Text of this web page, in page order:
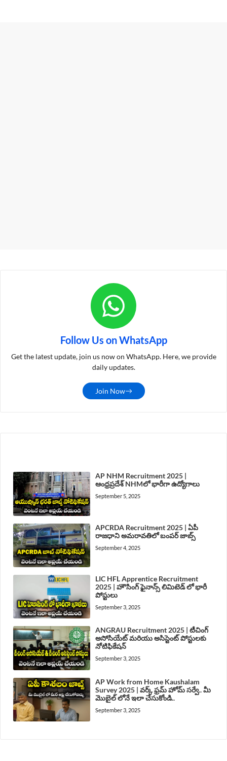
Follow Us on WhatsApp
Get the latest update, join us now on WhatsApp. Here, we provide
daily updates.
Join Now
AP NHM Recruitment 2025 |
ఆంధ్రప్రదేశ్ NHMలో భారీగా ఉద్యోగాలు
September 5, 2025
APCRDA Recruitment 2025 | ఏపీ
రాజధాని అమరావతిలో బంపర్ జాబ్స్
September 4, 2025
LIC HFL Apprentice Recruitment
2025 | హౌసింగ్ ఫైనాన్స్ లిమిటెడ్ లో భారీ
పోస్టులు
September 3, 2025
ANGRAU Recruitment 2025 | టీచింగ్
అసోసియేట్ మరియు అసిస్టెంట్ పోస్టులకు
నోటిఫికేషన్
September 3, 2025
AP Work from Home Kaushalam
Survey 2025 | వర్క్ ఫ్రమ్ హోమ్ సర్వే.. మీ
మొబైల్ లోనే ఇలా చేసుకోండి..
September 3, 2025